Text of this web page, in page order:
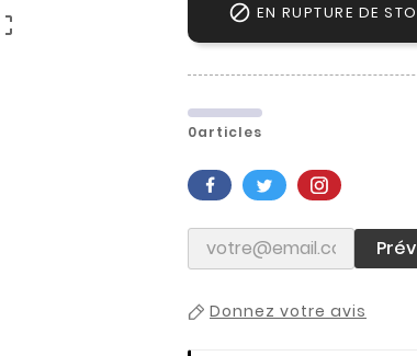
 EN RUPTURE DE
0articles
Donnez votre avis